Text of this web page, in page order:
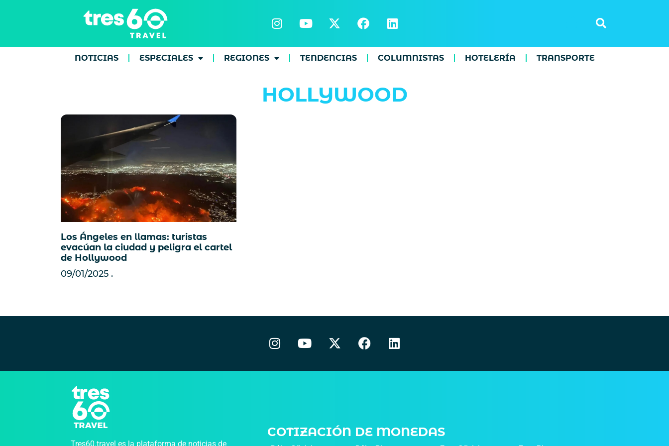
NOTICIAS ESPECIALES REGIONES TENDENCIAS COLUMNISTAS HOTELERÍA TRANSPORTE
HOLLYWOOD
Los Ángeles en llamas: turistas
evacúan la ciudad y peligra el cartel
de Hollywood
09/01/2025
Tres60.travel es la plataforma de noticias de
COTIZACIÓN DE MONEDAS